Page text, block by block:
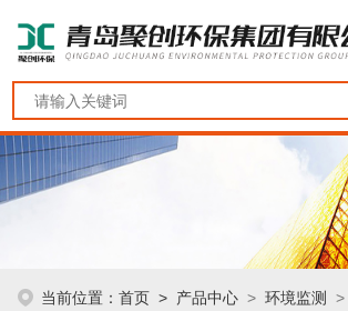
当前位置：首页 > 产品中心 >环境监测